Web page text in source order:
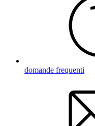
domande frequenti